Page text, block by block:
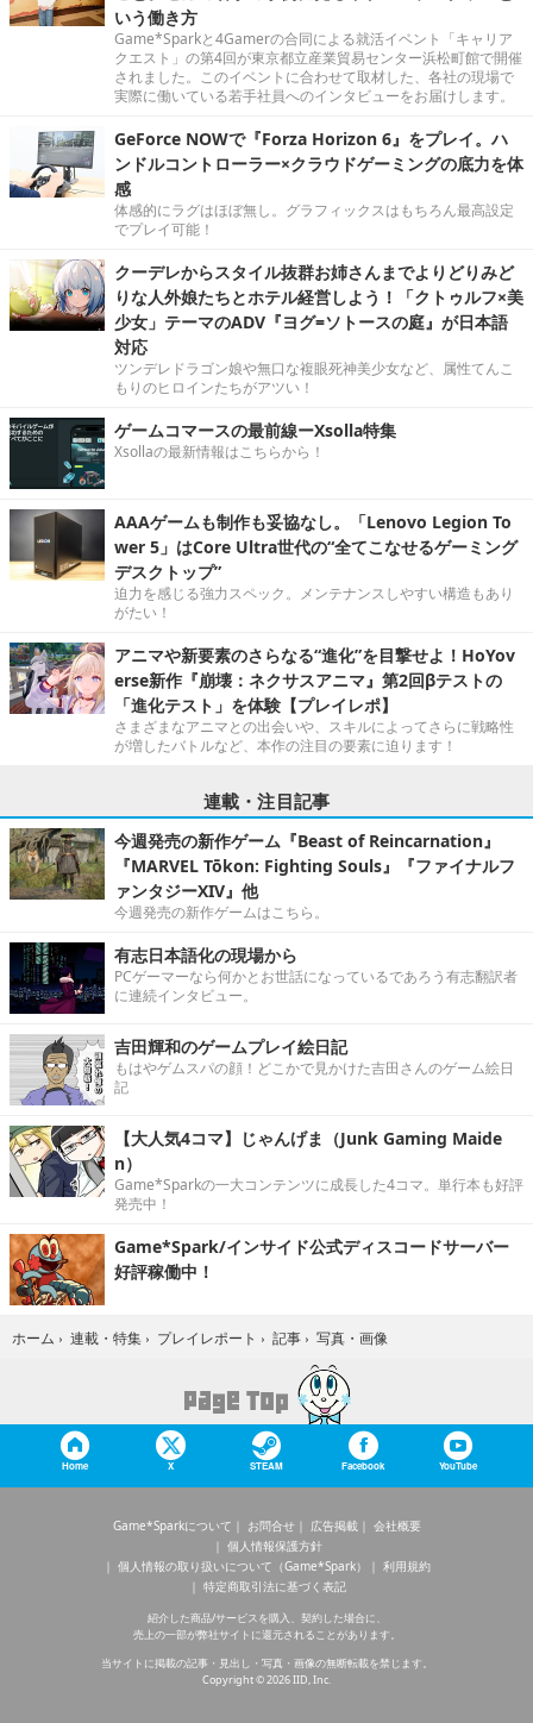
いう働き方
Game*Sparkと4Gamerの合同による就活イベント「キャリア
クエスト」の第4回が東京都立産業貿易センター浜松町館で開催
されました。このイベントに合わせて取材した、各社の現場で
実際に働いている若手社員へのインタビューをお届けします。
GeForce NOWで『Forza Horizon 6』をプレイ。ハ
ンドルコントローラー×クラウドゲーミングの底力を体
感
体感的にラグはほぼ無し。グラフィックスはもちろん最高設定
でプレイ可能！
クーデレからスタイル抜群お姉さんまでよりどりみど
りな人外娘たちとホテル経営しよう！「クトゥルフ×美
少女」テーマのADV『ヨグ=ソトースの庭』が日本語
対応
ツンデレドラゴン娘や無口な複眼死神美少女など、属性てんこ
もりのヒロインたちがアツい！
ゲームコマースの最前線ーXsolla特集
Xsollaの最新情報はこちらから！
AAAゲームも制作も妥協なし。「Lenovo Legion To
wer 5」はCore Ultra世代の“全てこなせるゲーミング
デスクトップ”
迫力を感じる強力スペック。メンテナンスしやすい構造もあり
がたい！
アニマや新要素のさらなる“進化”を目撃せよ！HoYov
erse新作『崩壊：ネクサスアニマ』第2回βテストの
「進化テスト」を体験【プレイレポ】
さまざまなアニマとの出会いや、スキルによってさらに戦略性
が増したバトルなど、本作の注目の要素に迫ります！
連載・注目記事
今週発売の新作ゲーム『Beast of Reincarnation』
『MARVEL Tōkon: Fighting Souls』『ファイナルフ
ァンタジーXIV』他
今週発売の新作ゲームはこちら。
有志日本語化の現場から
PCゲーマーなら何かとお世話になっているであろう有志翻訳者
に連続インタビュー。
吉田輝和のゲームプレイ絵日記
もはやゲムスパの顔！どこかで見かけた吉田さんのゲーム絵日
記
【大人気4コマ】じゃんげま（Junk Gaming Maide
n）
Game*Sparkの一大コンテンツに成長した4コマ。単行本も好評
発売中！
Game*Spark/インサイド公式ディスコードサーバー
好評稼働中！
ホーム › 連載・特集 › プレイレポート › 記事 › 写真・画像
Home X STEAM Facebook YouTube
Game*Sparkについて お問合せ 広告掲載
会社概要
個人情報保護方針
個人情報の取り扱いについて（Game*Spark）
利用規約
特定商取引法に基づく表記
紹介した商品/サービスを購入、契約した場合に、
売上の一部が弊社サイトに還元されることがあります。
当サイトに掲載の記事・見出し・写真・画像の無断転載を禁じます。
Copyright © 2026 IID, Inc.